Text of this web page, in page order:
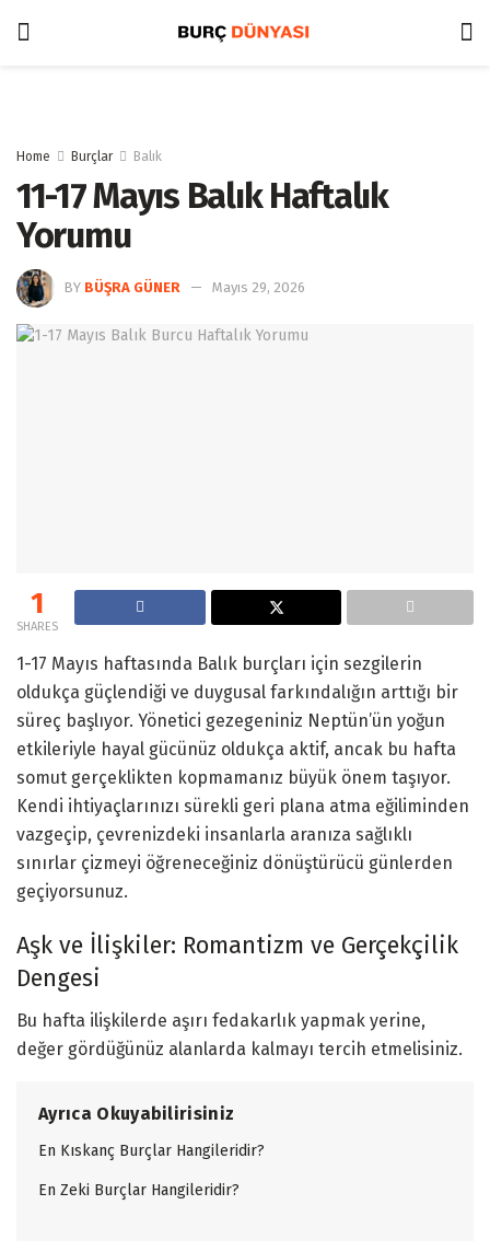
Home Burçlar Balık
11-17 Mayıs Balık Haftalık
Yorumu
BY BÜŞRA GÜNER Mayıs 29, 2026
1
SHARES
1-17 Mayıs haftasında Balık burçları için sezgilerin
oldukça güçlendiği ve duygusal farkındalığın arttığı bir
süreç başlıyor. Yönetici gezegeniniz Neptün’ün yoğun
etkileriyle hayal gücünüz oldukça aktif, ancak bu hafta
somut gerçeklikten kopmamanız büyük önem taşıyor.
Kendi ihtiyaçlarınızı sürekli geri plana atma eğiliminden
vazgeçip, çevrenizdeki insanlarla aranıza sağlıklı
sınırlar çizmeyi öğreneceğiniz dönüştürücü günlerden
geçiyorsunuz.
Aşk ve İlişkiler: Romantizm ve Gerçekçilik
Dengesi
Bu hafta ilişkilerde aşırı fedakarlık yapmak yerine,
değer gördüğünüz alanlarda kalmayı tercih etmelisiniz.
Ayrıca Okuyabilirisiniz
En Kıskanç Burçlar Hangileridir?
En Zeki Burçlar Hangileridir?